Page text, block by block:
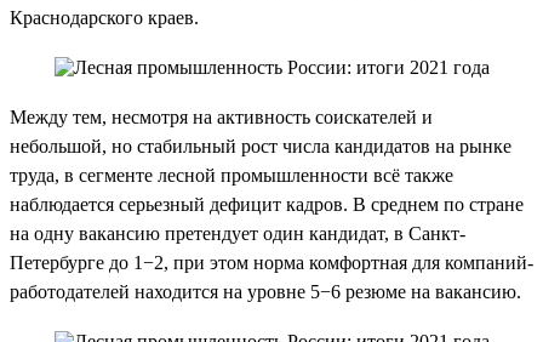
Краснодарского краев.
Между тем, несмотря на активность соискателей и
небольшой, но стабильный рост числа кандидатов на рынке
труда, в сегменте лесной промышленности всё также
наблюдается серьезный дефицит кадров. В среднем по стране
на одну вакансию претендует один кандидат, в Санкт-
Петербурге до 1−2, при этом норма комфортная для компаний-
работодателей находится на уровне 5−6 резюме на вакансию.